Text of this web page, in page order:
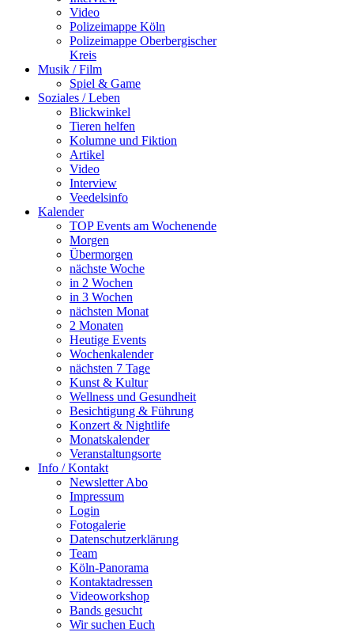
Video
Polizeimappe Köln
Polizeimappe Oberbergischer
Kreis
Musik / Film
Spiel & Game
Soziales / Leben
Blickwinkel
Tieren helfen
Kolumne und Fiktion
Artikel
Video
Interview
Veedelsinfo
Kalender
TOP Events am Wochenende
Morgen
Übermorgen
nächste Woche
in 2 Wochen
in 3 Wochen
nächsten Monat
2 Monaten
Heutige Events
Wochenkalender
nächsten 7 Tage
Kunst & Kultur
Wellness und Gesundheit
Besichtigung & Führung
Konzert & Nightlife
Monatskalender
Veranstaltungsorte
Info / Kontakt
Newsletter Abo
Impressum
Login
Fotogalerie
Datenschutzerklärung
Team
Köln-Panorama
Kontaktadressen
Videoworkshop
Bands gesucht
Wir suchen Euch